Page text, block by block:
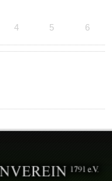
4 5 6